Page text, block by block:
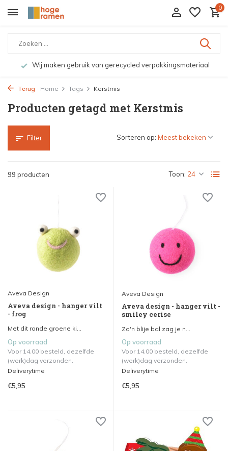
0
Wij maken gebruik van gerecycled verpakkingsmateriaal
Terug Home Tags Kerstmis
Producten getagd met Kerstmis
Filter
99 producten Toon:
Sorteren op:
Aveva Design
Aveva design - hanger vilt
- frog
Met dit ronde groene ki...
Op voorraad
Voor 14.00 besteld, dezelfde
(werk)dag verzonden.
Deliverytime
€5,95
Aveva Design
Aveva design - hanger vilt -
smiley cerise
Zo'n blije bal zag je n...
Op voorraad
Voor 14.00 besteld, dezelfde
(werk)dag verzonden.
Deliverytime
€5,95